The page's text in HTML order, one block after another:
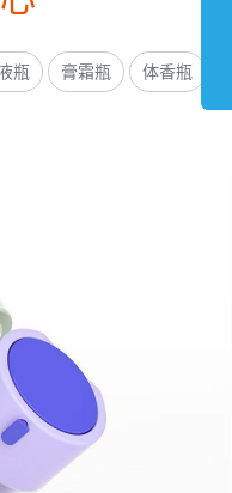
瓶 膏霜瓶 体香瓶